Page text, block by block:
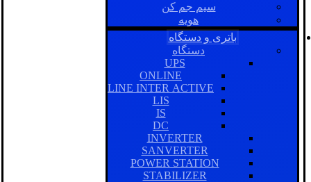
سیم جم کن
هویه
باتری و دستگاه
دستگاه
UPS
ONLINE
LINE INTER ACTIVE
LIS
IS
DC
INVERTER
SANVERTER
POWER STATION
STABILIZER